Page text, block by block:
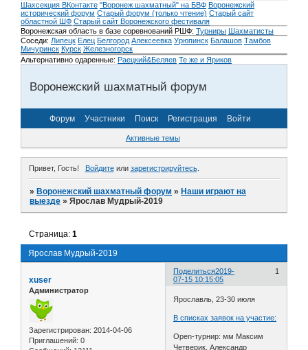
Шахсекция ВКонтакте "Воронеж шахматный" на БВФ Воронежский
исторический форум Cтарый форум (только чтение) Старый сайт
областной ШФ Старый сайт Воронежского фестиваля
Воронежская область в базе соревнований РШФ: Турниры Шахматисты
Соседи: Липецк Елец Белгород Алексеевка Урюпинск Балашов Тамбов
Мичуринск Курск Железногорск
Альтернативно одаренные: Раецкий&Беляев Те же и Яриков
Воронежский шахматный форум
Форум Участники Поиск Регистрация Войти
Активные темы
Привет, Гость! Войдитеили зарегистрируйтесь.
»Воронежский шахматный форум »Наши играют на
выезде »Ярослав Мудрый-2019
Ярослав Мудрый-2019
Страница:1
Поделиться 1
2019-
07-15 10:15:05
xuser
Администратор
Зарегистрирован: 2014-04-06
Приглашений: 0
Ярославль, 23-30 июля
В списках заявок на участие:
Open-турнир: мм Максим
Четверик, Александр